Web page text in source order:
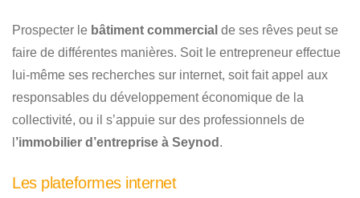
Prospecter le bâtiment commercial de ses rêves peut se
faire de différentes manières. Soit le entrepreneur effectue
lui-même ses recherches sur internet, soit fait appel aux
responsables du développement économique de la
collectivité, ou il s’appuie sur des professionnels de
’immobilier d’entreprise à Seynod .
Les plateformes internet